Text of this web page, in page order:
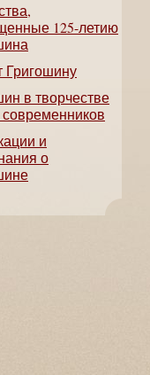
125-летию
Григошину
в творчестве
и
о